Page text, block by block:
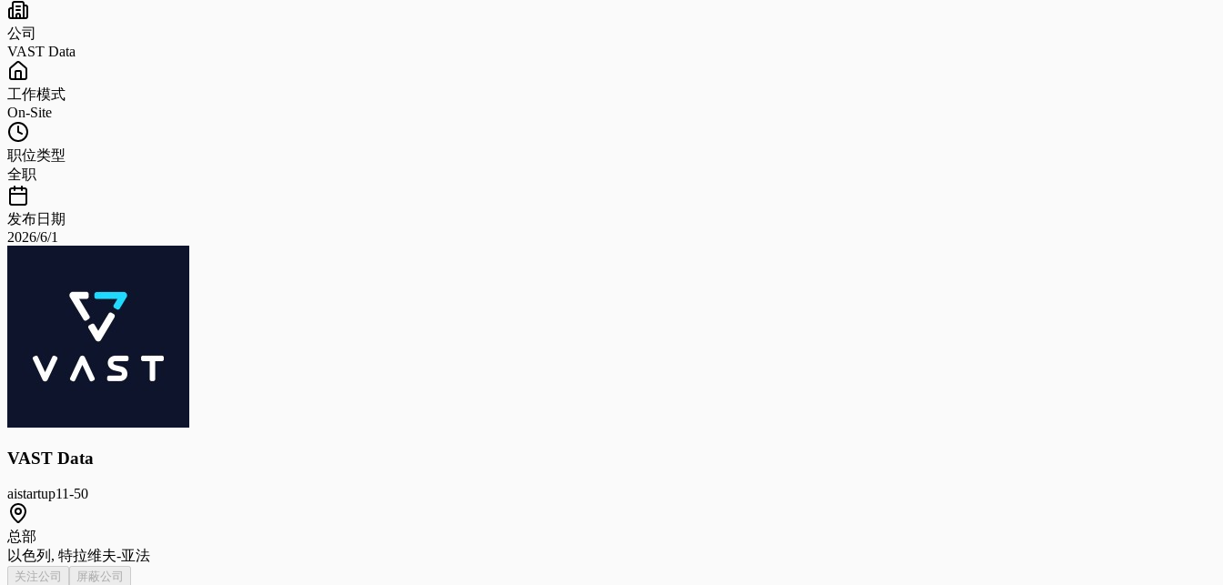
公司
VAST Data
工作模式
On-Site
职位类型
全职
发布日期
2026/6/1
VAST Data
aistartup11-50
总部
以色列, 特拉维夫-亚法
关注公司 屏蔽公司